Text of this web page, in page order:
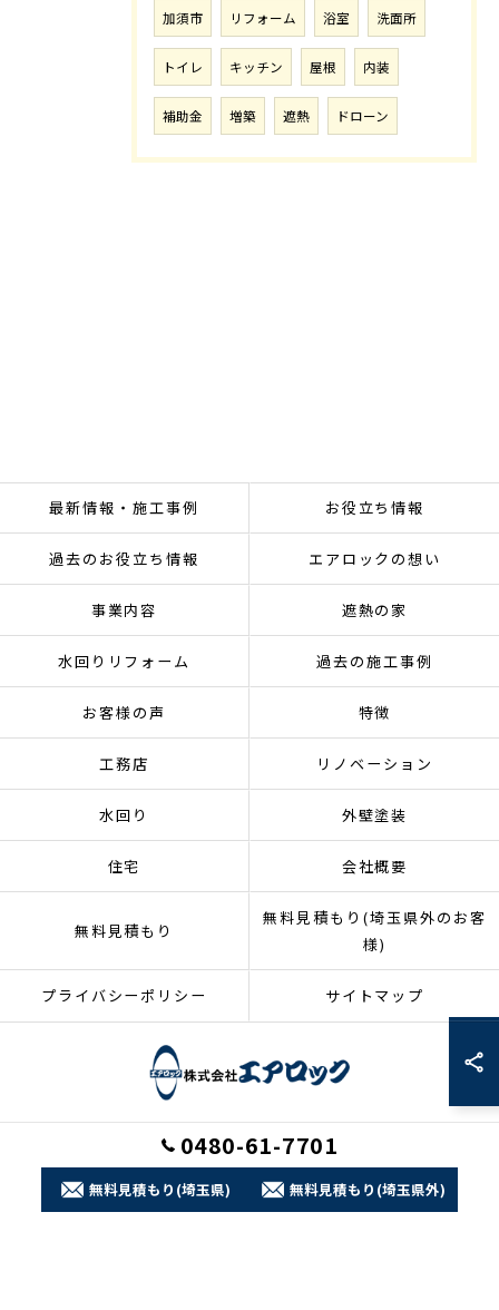
加須市 リフォーム 浴室 洗面所
トイレ キッチン 屋根 内装
補助金 増築 遮熱 ドローン
0480-61-7701
無料見積もり(埼玉県) 無料見積もり(埼玉県外)
最新情報・施工事例 お役立ち情報
過去のお役立ち情報 エアロックの想い
事業内容 遮熱の家
水回りリフォーム 過去の施工事例
お客様の声 特徴
工務店 リノベーション
水回り 外壁塗装
住宅 会社概要
無料見積もり
無料見積もり(埼玉県外のお客
様)
プライバシーポリシー サイトマップ
© 2026 埼玉県加須市のリフォームなら株式会社エアロック ALL RIGHTS
RESERVED.